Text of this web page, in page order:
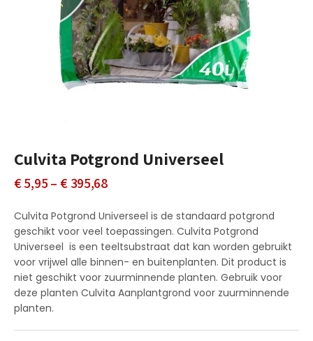
Culvita Potgrond Universeel
€5,95– €395,68Prijsklasse:
tot
€ 395,68
Culvita Potgrond Universeel is de standaard potgrond
geschikt voor veel toepassingen. Culvita Potgrond
Universeel is een teeltsubstraat dat kan worden gebruikt
voor vrijwel alle binnen- en buitenplanten. Dit product is
niet geschikt voor zuurminnende planten. Gebruik voor
deze planten Culvita Aanplantgrond voor zuurminnende
planten.